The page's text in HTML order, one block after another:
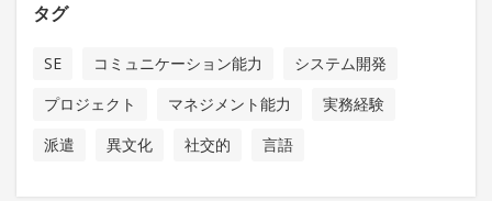
タグ
SE コミュニケーション能力
システム開発
プロジェクト
マネジメント能力
実務経験
派遣
異文化 社交的 言語